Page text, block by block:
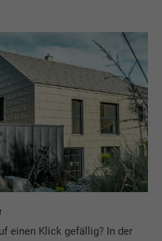
einen Klick gefällig? In der